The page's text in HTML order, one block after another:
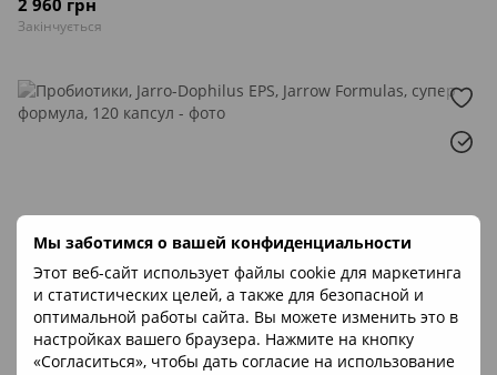
Мы заботимся о вашей конфиденциальности
Этот веб-сайт использует файлы cookie для маркетинга
и статистических целей, а также для безопасной и
оптимальной работы сайта. Вы можете изменить это в
настройках вашего браузера. Нажмите на кнопку
«Согласиться», чтобы дать согласие на использование
2 960 грн
Закінчується